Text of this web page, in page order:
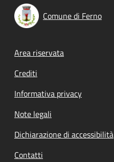
Comune di Ferno
Footer menu
Area riservata
Crediti
Informativa privacy
Note legali
Dichiarazione di accessibilità
Contatti